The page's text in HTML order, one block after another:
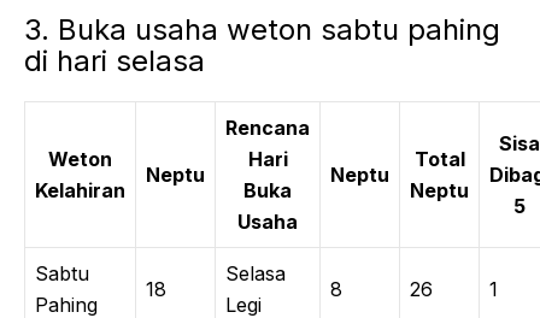
3. Buka usaha weton sabtu pahing
di hari selasa
Weton
Kelahiran
Neptu
Rencana
Hari
Buka
Usaha
Neptu
Total
Neptu
Sisa
5
Sabtu
Pahing
18
Selasa
Legi
8 26 1